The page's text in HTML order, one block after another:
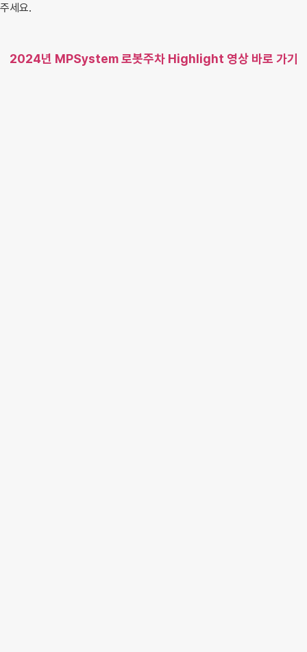
주세요.
2024년 MPSystem 로봇주차 Highlight 영상 바로 가기